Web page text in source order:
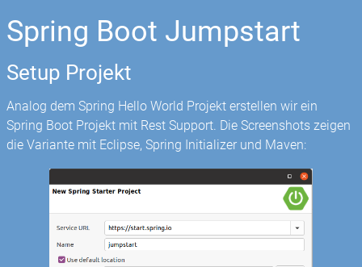
Spring Boot Jumpstart
Setup Projekt
Analog dem Spring Hello World Projekt erstellen wir ein
Spring Boot Projekt mit Rest Support. Die Screenshots zeigen
die Variante mit Eclipse, Spring Initializer und Maven: